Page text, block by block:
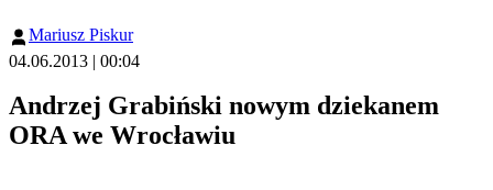
Mariusz Piskur
04.06.2013 | 00:04
Andrzej Grabiński nowym dziekanem
ORA we Wrocławiu